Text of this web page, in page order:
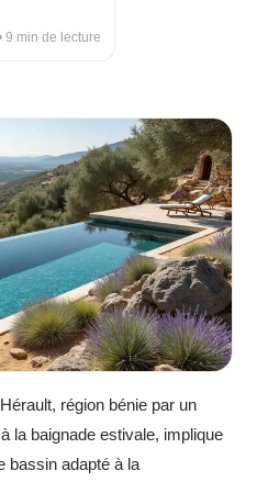
9 min de lecture
région bénie par un
la baignade estivale, implique
bassin adapté à la